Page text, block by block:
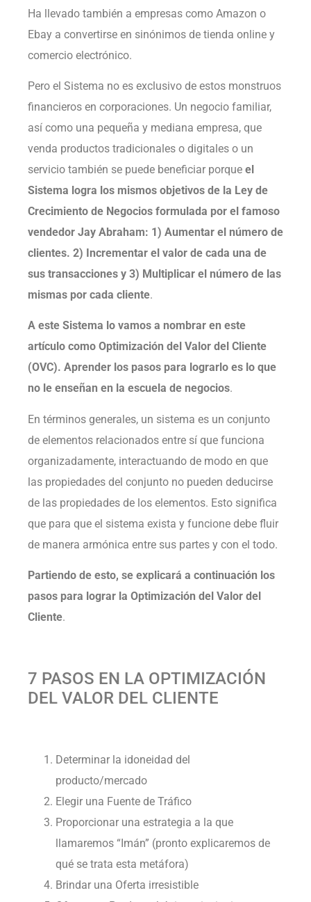
Ha llevado también a empresas como Amazon o
Ebay a convertirse en sinónimos de tienda online y
comercio electrónico.
Pero el Sistema no es exclusivo de estos monstruos
financieros en corporaciones. Un negocio familiar,
así como una pequeña y mediana empresa, que
venda productos tradicionales o digitales o un
servicio también se puede beneficiar porque el
Sistema logra los mismos objetivos de la Ley de
Crecimiento de Negocios formulada por el famoso
vendedor Jay Abraham: 1) Aumentar el número de
clientes. 2) Incrementar el valor de cada una de
sus transacciones y 3) Multiplicar el número de las
mismas por cada cliente.
A este Sistema lo vamos a nombrar en este
artículo como Optimización del Valor del Cliente
(OVC). Aprender los pasos para lograrlo es lo que
no le enseñan en la escuela de negocios.
En términos generales, un sistema es un conjunto
de elementos relacionados entre sí que funciona
organizadamente, interactuando de modo en que
las propiedades del conjunto no pueden deducirse
de las propiedades de los elementos. Esto significa
que para que el sistema exista y funcione debe fluir
de manera armónica entre sus partes y con el todo.
Partiendo de esto, se explicará a continuación los
pasos para lograr la Optimización del Valor del
Cliente.
7 PASOS EN LA OPTIMIZACIÓN
DEL VALOR DEL CLIENTE
Determinar la idoneidad del
producto/mercado
Elegir una Fuente de Tráfico
Proporcionar una estrategia a la que
llamaremos “Imán” (pronto explicaremos de
qué se trata esta metáfora)
Brindar una Oferta irresistible